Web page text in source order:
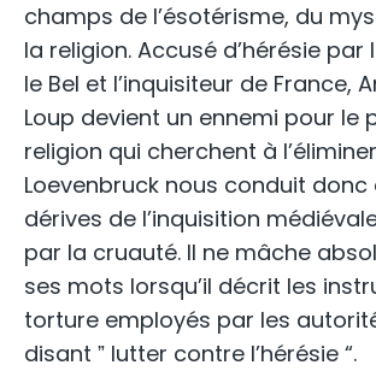
champs de l’ésotérisme, du
la religion. Accusé d’hérésie par
le Bel et l’inquisiteur de France,
Loup devient un ennemi pour le
religion qui cherchent à
Loevenbruck nous conduit donc
dérives de l’inquisition
par la cruauté. Il ne mâche
ses mots lorsqu’il décrit les
torture employés par les
disant ˮ lutter contre l’hérésie “.